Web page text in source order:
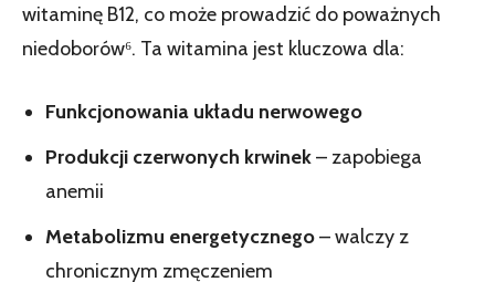
witaminę B12, co może prowadzić do poważnych
niedoborów⁶. Ta witamina jest kluczowa dla:
Funkcjonowania układu nerwowego
Produkcji czerwonych krwinek– zapobiega
anemii
Metabolizmu energetycznego– walczy z
chronicznym zmęczeniem